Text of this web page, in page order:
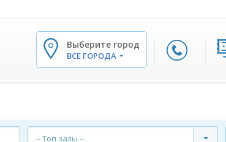
Выберите город
ВСЕ ГОРОДА
-- Топ залы --